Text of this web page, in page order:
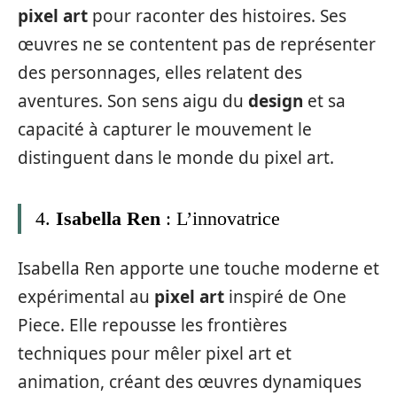
pixel art pour raconter des histoires. Ses
œuvres ne se contentent pas de représenter
des personnages, elles relatent des
aventures. Son sens aigu du design et sa
capacité à capturer le mouvement le
distinguent dans le monde du pixel art.
4. Isabella Ren : L’innovatrice
Isabella Ren apporte une touche moderne et
expérimental au pixel art inspiré de One
Piece. Elle repousse les frontières
techniques pour mêler pixel art et
animation, créant des œuvres dynamiques